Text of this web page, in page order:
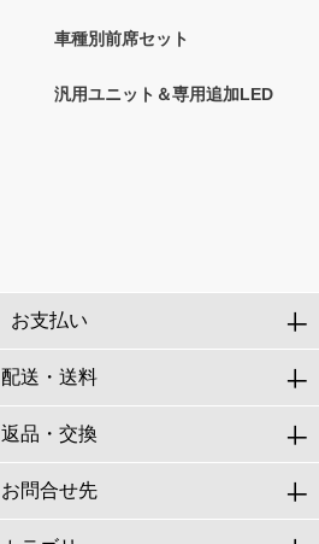
車種別前席セット
汎用ユニット＆専用追加LED
お支払い
配送・送料
返品・交換
お問合せ先